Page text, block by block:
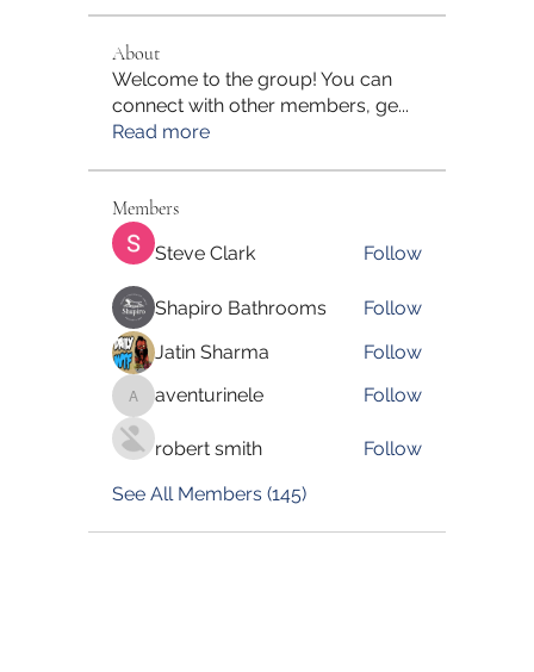
About
Welcome to the group! You can
connect with other members, ge...
Read more
Members
Steve Clark Follow
Shapiro Bathrooms
Follow
Jatin Sharma
Follow
aventurinele
aventurinele Follow
robert smith
Follow
See All Members (145)